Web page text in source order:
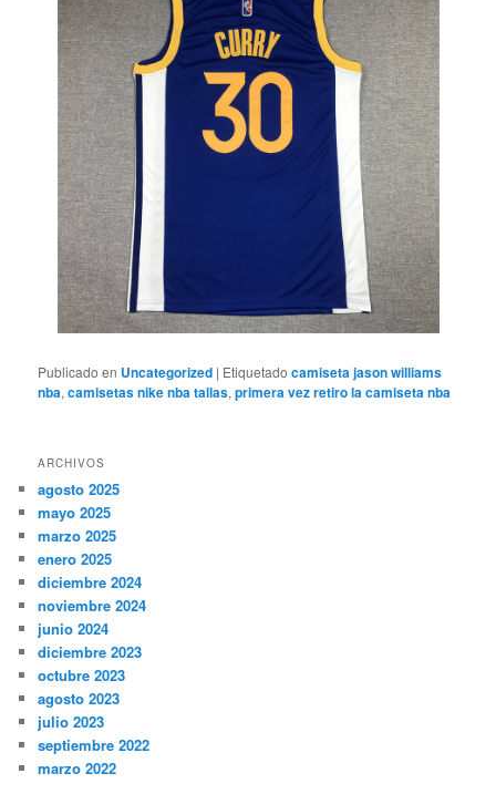
Publicado en Uncategorized | Etiquetado camiseta jason williams
nba,camisetas nike nba tallas,primera vez retiro la camiseta nba
ARCHIVOS
agosto 2025
mayo 2025
marzo 2025
enero 2025
diciembre 2024
noviembre 2024
junio 2024
diciembre 2023
octubre 2023
agosto 2023
julio 2023
septiembre 2022
marzo 2022